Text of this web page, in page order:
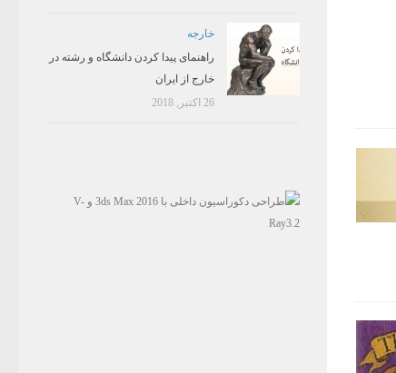
خارجه
راهنمای پیدا کردن دانشگاه و رشته در
خارج از ایران
26 اکتبر, 2018